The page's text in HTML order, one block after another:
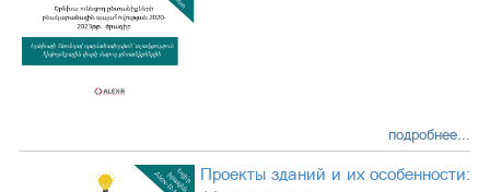
подробнее...
Проекты зданий и их особенности: